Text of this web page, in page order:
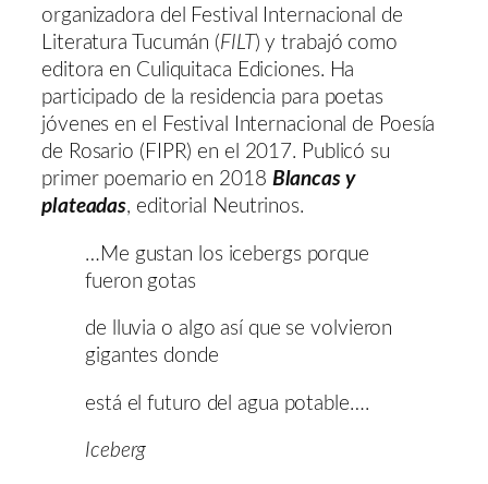
organizadora del Festival Internacional de
Literatura Tucumán (FILT ) y trabajó como
editora en Culiquitaca Ediciones. Ha
participado de la residencia para poetas
jóvenes en el Festival Internacional de Poesía
de Rosario (FIPR) en el 2017. Publicó su
primer poemario en 2018 Blancas y
plateadas, editorial Neutrinos.
…Me gustan los icebergs porque
fueron gotas
de lluvia o algo así que se volvieron
gigantes donde
está el futuro del agua potable….
Iceberg